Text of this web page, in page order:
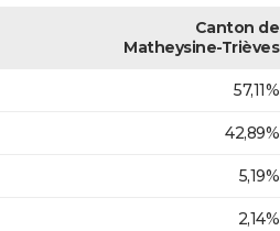
Canton de
Matheysine-Trièves
57,11%
42,89%
5,19%
2,14%